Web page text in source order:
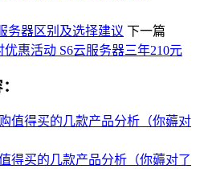
务器区别及选择建议 下一篇
惠活动 S6云服务器三年210元
得买的几款产品分析（你薅对了